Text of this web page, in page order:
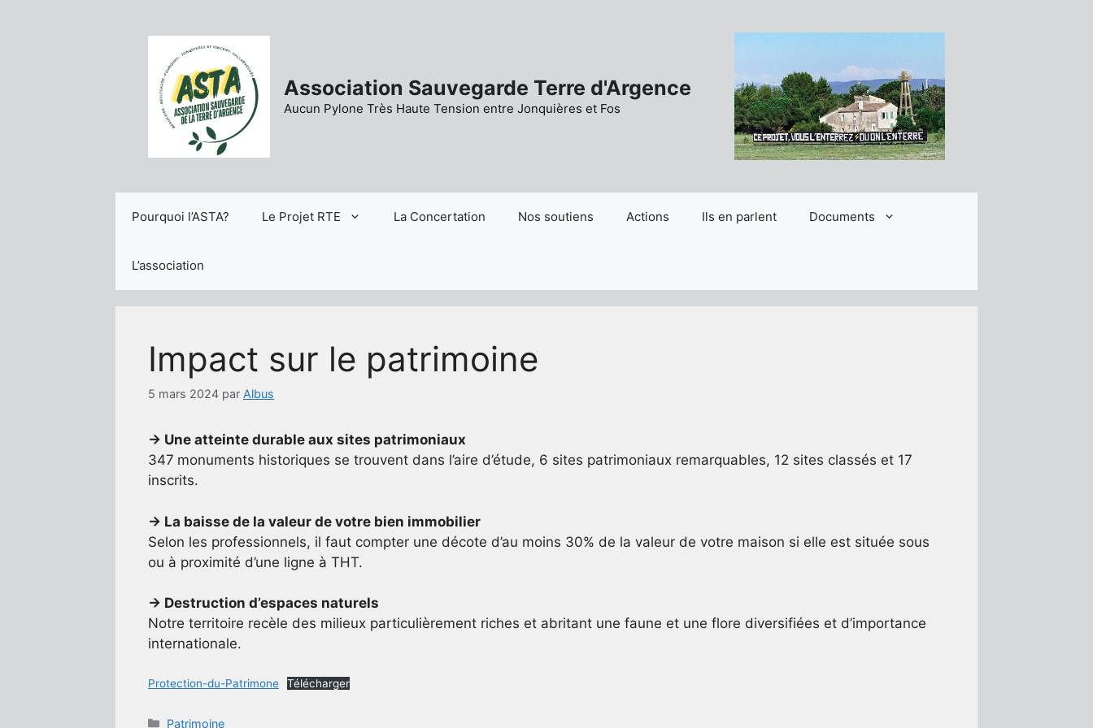
Association Sauvegarde Terre d'Argence
Aucun Pylone Très Haute Tension entre Jonquières et Fos
Pourquoi l’ASTA? Le Projet RTE La Concertation Nos soutiens Actions Ils en parlent Documents
L’association
Impact sur le patrimoine
5 mars 2024 par Albus
→ Une atteinte durable aux sites patrimoniaux
347 monuments historiques se trouvent dans l’aire d’étude, 6 sites patrimoniaux remarquables, 12 sites classés et 17
inscrits.
→ La baisse de la valeur de votre bien immobilier
Selon les professionnels, il faut compter une décote d’au moins 30% de la valeur de votre maison si elle est située sous
ou à proximité d’une ligne à THT.
→ Destruction d’espaces naturels
Notre territoire recèle des milieux particulièrement riches et abritant une faune et une flore diversifiées et d’importance
internationale.
Protection-du-Patrimone Télécharger
Catégories
Patrimoine